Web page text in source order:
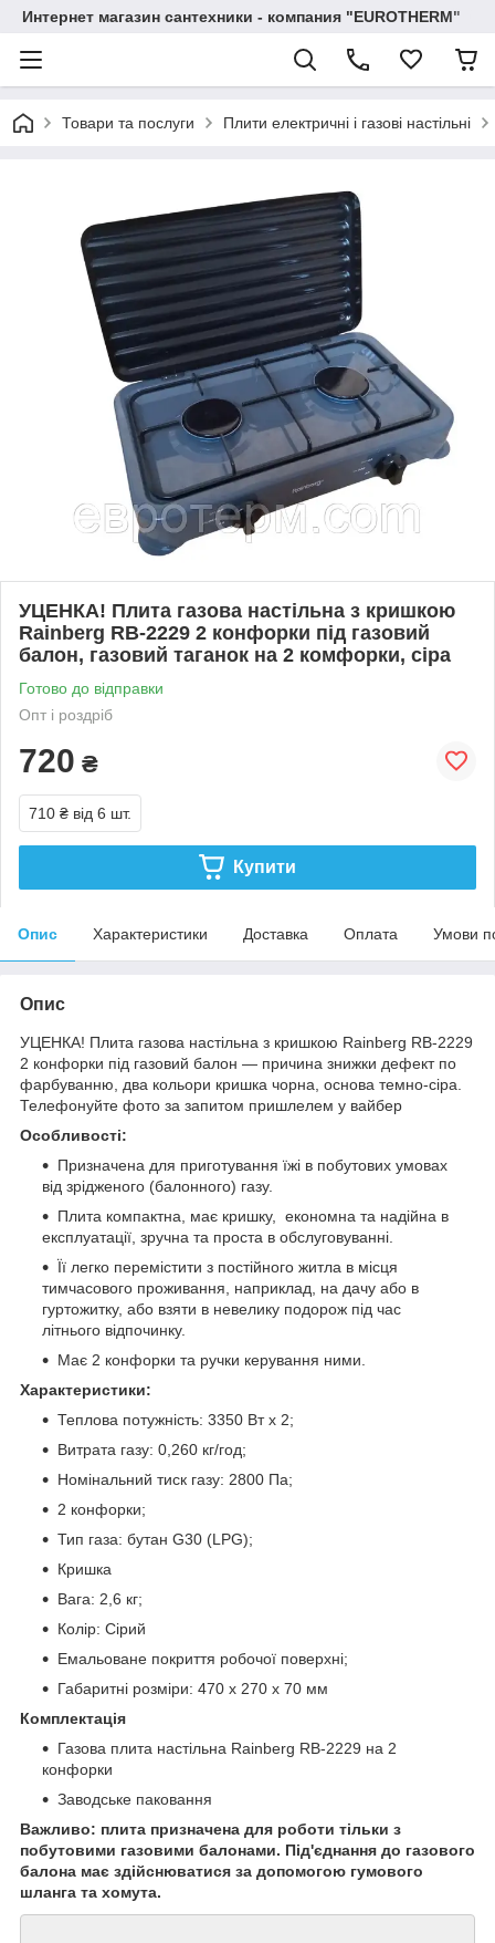
Интернет магазин сантехники - компания "EUROTHERM"
Товари та послуги Плити електричні і газові настільні
УЦЕНКА! Плита газова настільна з кришкою
Rainberg RB-2229 2 конфорки під газовий
балон, газовий таганок на 2 комфорки, сіра
Готово до відправки
Опт і роздріб
720 ₴
710 ₴ від 6 шт.
Купити
Опис Характеристики Доставка Оплата Умови
Опис
УЦЕНКА! Плита газова настільна з кришкою Rainberg RB-2229
2 конфорки під газовий балон — причина знижки дефект по
фарбуванню, два кольори кришка чорна, основа темно-сіра.
Телефонуйте фото за запитом пришлелем у вайбер
Особливості:
Призначена для приготування їжі в побутових умовах
від зрідженого (балонного) газу.
Плита компактна, має кришку, економна та надійна в
експлуатації, зручна та проста в обслуговуванні.
Її легко перемістити з постійного житла в місця
тимчасового проживання, наприклад, на дачу або в
гуртожитку, або взяти в невелику подорож під час
літнього відпочинку.
Має 2 конфорки та ручки керування ними.
Характеристики:
Теплова потужність: 3350 Вт х 2;
Витрата газу: 0,260 кг/год;
Номінальний тиск газу: 2800 Па;
2 конфорки;
Тип газа: бутан G30 (LPG);
Кришка
Вага: 2,6 кг;
Колір: Сірий
Емальоване покриття робочої поверхні;
Габаритні розміри: 470 х 270 х 70 мм
Комплектація
Газова плита настільна Rainberg RB-2229 на 2
конфорки
Заводське паковання
Важливо: плита призначена для роботи тільки з
побутовими газовими балонами. Під'єднання до газового
балона має здійснюватися за допомогою гумового
шланга та хомута.